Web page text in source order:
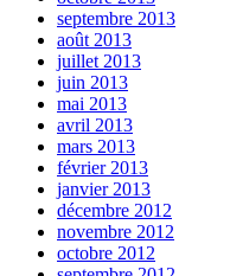
septembre 2013
août 2013
juillet 2013
juin 2013
mai 2013
avril 2013
mars 2013
février 2013
janvier 2013
décembre 2012
novembre 2012
octobre 2012